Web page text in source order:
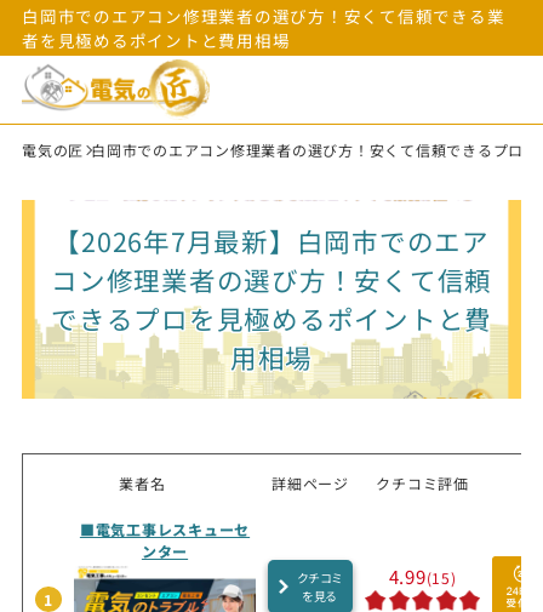
白岡市でのエアコン修理業者の選び方！安くて信頼できる業
者を見極めるポイントと費用相場
電気の匠 白岡市でのエアコン修理業者の選び方！安くて信頼できるプロ
【2026年7月最新】白岡市でのエア
コン修理業者の選び方！安くて信頼
できるプロを見極めるポイントと費
用相場
業者名 詳細ページ クチコミ評価
1
■電気工事レスキューセ
ンター
クチコミ
を見る
4.99(15)